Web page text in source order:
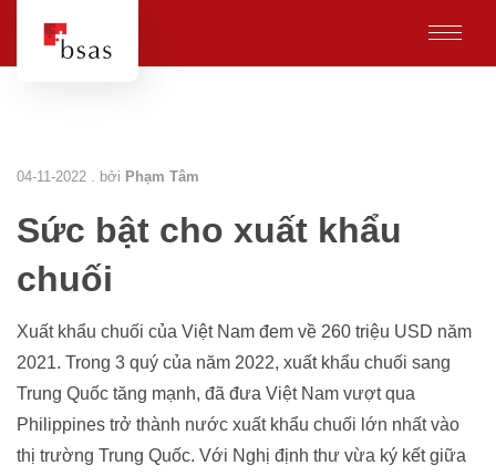
04-11-2022 . bởi Phạm Tâm
Sức bật cho xuất khẩu
chuối
Xuất khẩu chuối của Việt Nam đem về 260 triệu USD năm
2021. Trong 3 quý của năm 2022, xuất khẩu chuối sang
Trung Quốc tăng mạnh, đã đưa Việt Nam vượt qua
Philippines trở thành nước xuất khẩu chuối lớn nhất vào
thị trường Trung Quốc. Với Nghị định thư vừa ký kết giữa